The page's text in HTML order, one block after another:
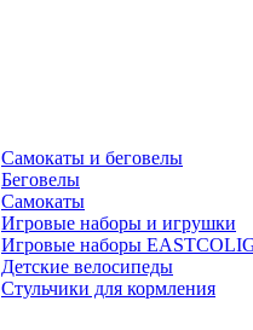
Самокаты и беговелы
Беговелы
Самокаты
Игровые наборы и игрушки
Игровые наборы
Детские велосипеды
Стульчики для кормления